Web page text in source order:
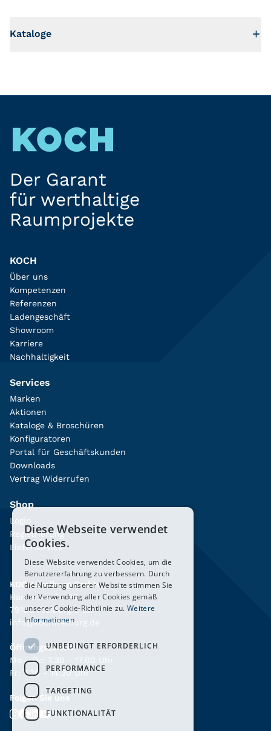
Kataloge
Der Garant
für werthaltige
Raumprojekte
KOCH
Über uns
Kompetenzen
Referenzen
Ladengeschäft
Showroom
Karriere
Nachhaltigkeit
Services
Marken
Aktionen
Kataloge & Broschüren
Konfiguratoren
Portal für Geschäftskunden
Downloads
Vertrag Widerrufen
Shop
Login
Registrierung
Lieferservice
KOCH Freiburg GmbH
Hanferstraße 26
79108 Freiburg i. Br.
info@kochfreiburg.de
Öffnungszeiten
Mo - Do: 7.30 - 17.00 Uhr
Fr: 7.30 - 14.30 Uhr
Folgen Sie uns
Diese Webseite verwendet
Cookies.
Diese Website verwendet Cookies, um die
Benutzererfahrung zu verbessern. Durch
die Nutzung unserer Website stimmen Sie
der Verwendung aller Cookies gemäß
unserer Cookie-Richtlinie zu.Weitere
Informationen
UNBEDINGT ERFORDERLICH
PERFORMANCE
TARGETING
FUNKTIONALITÄT